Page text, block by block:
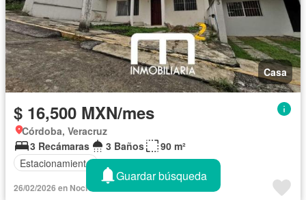
Casa
$ 16,500 MXN/mes
Córdoba, Veracruz
3 Recámaras
3 Baños
90 m²
Estacionamiento
26/02/2026 en NocNok - M2 Inmobiliaria
Guardar búsqueda